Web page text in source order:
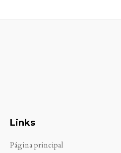
Links
Página principal